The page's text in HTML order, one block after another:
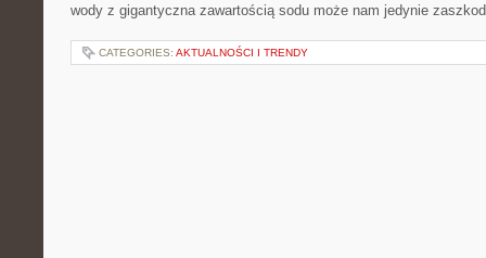
wody z gigantyczna zawartością sodu może nam jedynie
CATEGORIES: AKTUALNOŚCI I TRENDY